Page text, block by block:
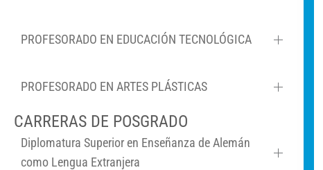
PROFESORADO EN EDUCACIÓN TECNOLÓGICA
PROFESORADO EN ARTES PLÁSTICAS
CARRERAS DE POSGRADO
Diplomatura Superior en Enseñanza de Alemán
como Lengua Extranjera